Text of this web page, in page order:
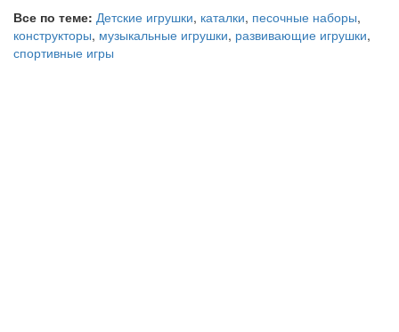
Все по теме: Детские игрушки, каталки, песочные наборы,
конструкторы, музыкальные игрушки, развивающие игрушки,
спортивные игры